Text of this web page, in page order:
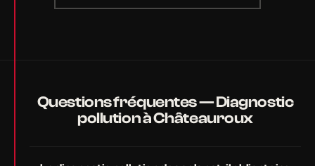
Questions fréquentes — Diagnostic
pollution à Châteauroux